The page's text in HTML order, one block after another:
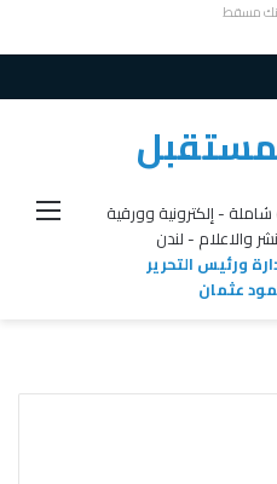
مسقط
- إلكترونية وورقية
والاعلام - لندن
ورئيس التحرير
عثمان